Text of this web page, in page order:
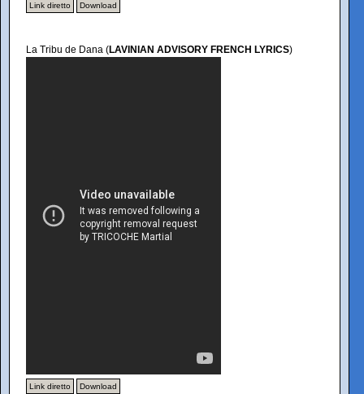
Link diretto Download
La Tribu de Dana (LAVINIAN ADVISORY FRENCH LYRICS)
Link diretto Download